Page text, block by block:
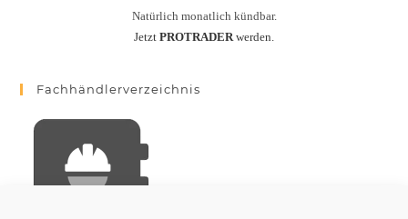
Natürlich monatlich kündbar.
Jetzt PROTRADERwerden.
Fachhändlerverzeichnis